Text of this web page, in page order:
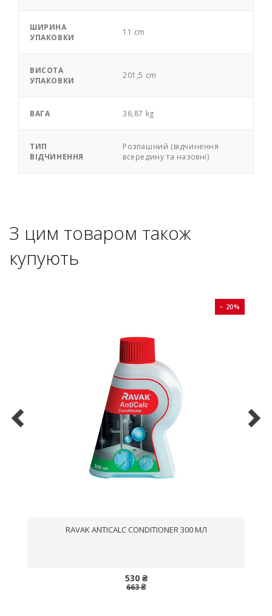
ШИРИНА
УПАКОВКИ
11 cm
ВИСОТА
УПАКОВКИ
201,5 cm
ВАГА 36,87 kg
ТИП
ВІДЧИНЕННЯ
Розпашний (відчинення
всередину та назовні)
З цим товаром також
купують
− 20%
RAVAK ANTICALC CONDITIONER 300 МЛ
530 ₴
663 ₴